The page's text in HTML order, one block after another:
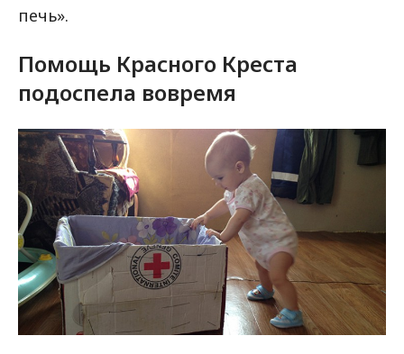
печь».
Помощь Красного Креста
подоспела вовремя